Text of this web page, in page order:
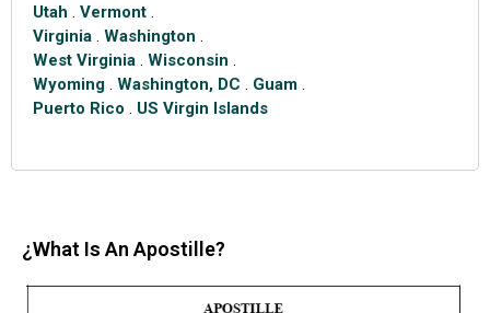
Utah . Vermont.
Virginia. Washington .
West Virginia. Wisconsin .
Wyoming. Washington, DC . Guam.
Puerto Rico . US Virgin Islands
¿What Is An Apostille?